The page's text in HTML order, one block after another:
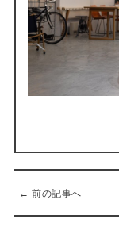
← 前の記事へ